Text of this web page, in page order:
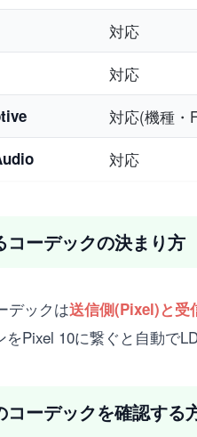
対応
対応
対応(機種・
対応
コーデックの決まり方
デックは送信側(Pixel)と受
Pixel 10に繋ぐと自動で
コーデックを確認する